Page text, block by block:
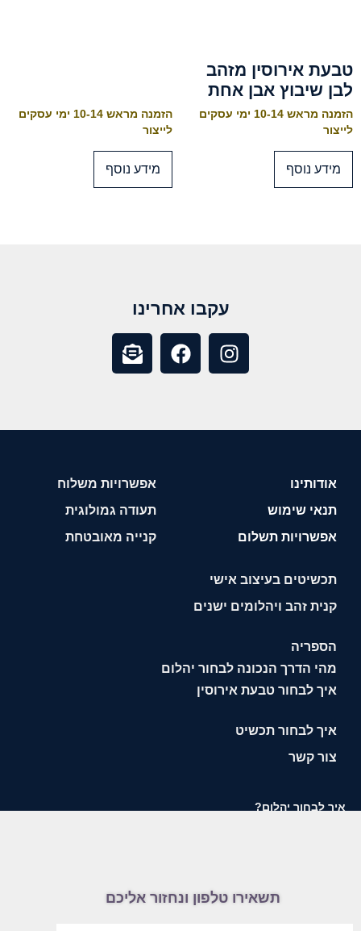
טבעת אירוסין מזהב
לבן שיבוץ אבן אחת
הזמנה מראש 10-14 ימי עסקים
לייצור
מידע נוסף
הזמנה מראש 10-14 ימי עסקים
לייצור
מידע נוסף
עקבו אחרינו
אודותינו
תנאי שימוש
אפשרויות תשלום
אפשרויות משלוח
תעודה גמולוגית
קנייה מאובטחת
תכשיטים בעיצוב אישי
קנית זהב ויהלומים ישנים
הספריה
מהי הדרך הנכונה לבחור יהלום
איך לבחור טבעת אירוסין
איך לבחור תכשיט
צור קשר
איך לבחור יהלום?
תשאירו טלפון ונחזור אליכם